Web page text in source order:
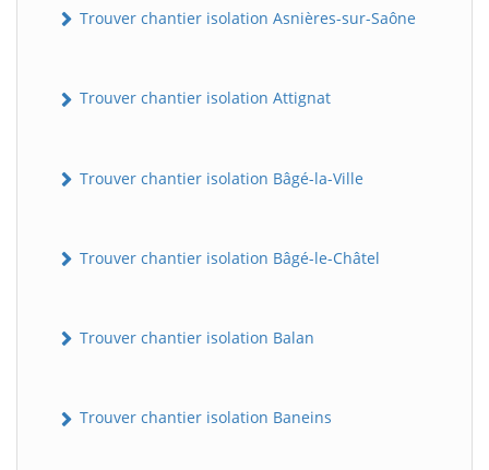
Trouver chantier isolation Asnières-sur-Saône
Trouver chantier isolation Attignat
Trouver chantier isolation Bâgé-la-Ville
Trouver chantier isolation Bâgé-le-Châtel
Trouver chantier isolation Balan
Trouver chantier isolation Baneins